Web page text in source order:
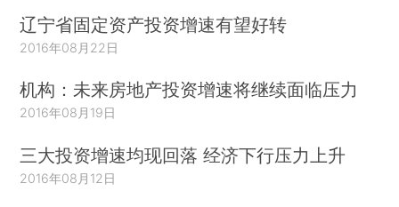
辽宁省固定资产投资增速有望好转
2016年08月22日
机构：未来房地产投资增速将继续面临压力
2016年08月19日
三大投资增速均现回落 经济下行压力上升
2016年08月12日